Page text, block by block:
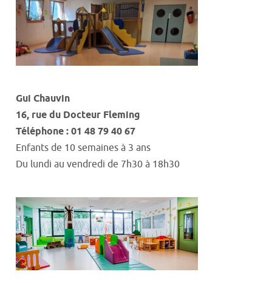
Gui Chauvin
16, rue du Docteur Fleming
Téléphone : 01 48 79 40 67
Enfants de 10 semaines à 3 ans
Du lundi au vendredi de 7h30 à 18h30